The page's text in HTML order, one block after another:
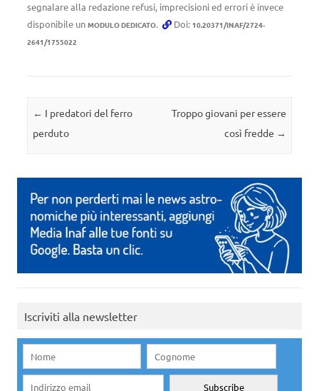
segnalare alla redazione refusi, imprecisioni ed errori è invece
disponibile un MODULO DEDICATO. Doi: 10.20371/INAF/2724-
2641/1755022
Navigazione articolo
← I predatori del ferro
perduto
Troppo giovani per essere
così fredde →
Iscriviti alla newsletter